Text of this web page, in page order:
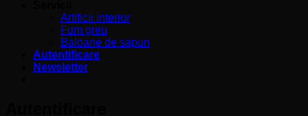
Artificii interior
Fum greu
Baloane de sapun
Autentificare
Newsletter